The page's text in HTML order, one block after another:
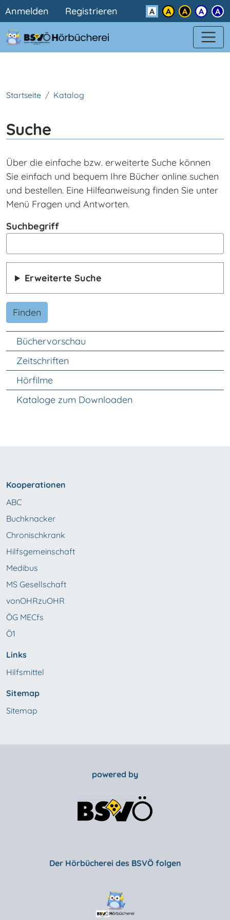
Direkt zum Inhalt
Benutzermenü
Anmelden Registrieren Kontrast
Startseite Katalog
Suche
Über die einfache bzw. erweiterte Suche können
Sie einfach und bequem Ihre Bücher online suchen
und bestellen. Eine Hilfeanweisung finden Sie unter
Menü Fragen und Antworten.
Suchbegriff
Erweiterte Suche
Finden
Unter Navigation
Büchervorschau
Zeitschriften
Hörfilme
Kataloge zum Downloaden
Kooperationen
ABC
Buchknacker
Chronischkrank
Hilfsgemeinschaft
Medibus
MS Gesellschaft
vonOHRzuOHR
ÖG MECfs
Ö1
Links
Hilfsmittel
Sitemap
Sitemap
powered by
Der Hörbücherei des BSVÖ folgen